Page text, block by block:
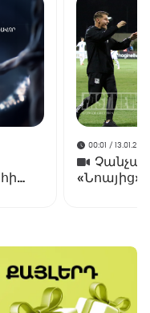
00:01 /
«Նոայից»